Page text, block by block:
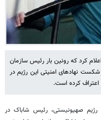
اعلام کرد که رونین بار رئیس سازمان
نهادهای امنیتی این رژیم در
رژیم صهیونیستی، رئیس شاباک در